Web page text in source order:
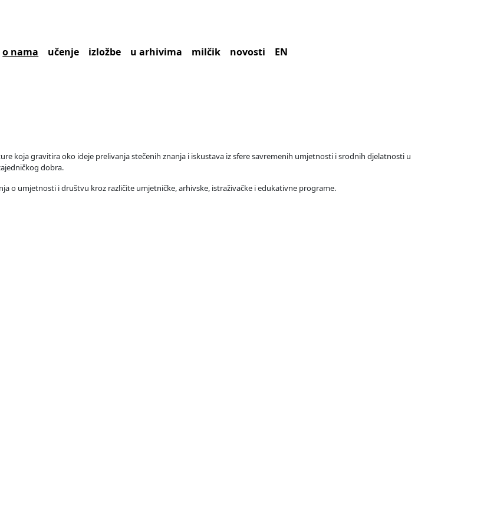
o nama učenje izložbe u arhivima milčik novosti EN
koja gravitira oko ideje prelivanja stečenih znanja i iskustava iz sfere savremenih umjetnosti i srodnih djelatnosti u
dobra.
o umjetnosti i društvu kroz različite umjetničke, arhivske, istraživačke i edukativne programe.